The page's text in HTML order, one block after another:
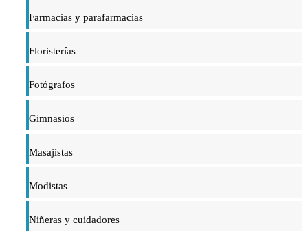
Farmacias y parafarmacias
Floristerías
Fotógrafos
Gimnasios
Masajistas
Modistas
Niñeras y cuidadores